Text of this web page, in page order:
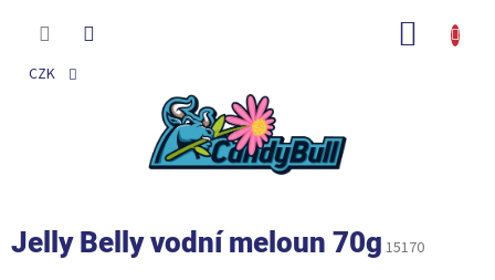
CZK
Jelly Belly vodní meloun 70g 15170